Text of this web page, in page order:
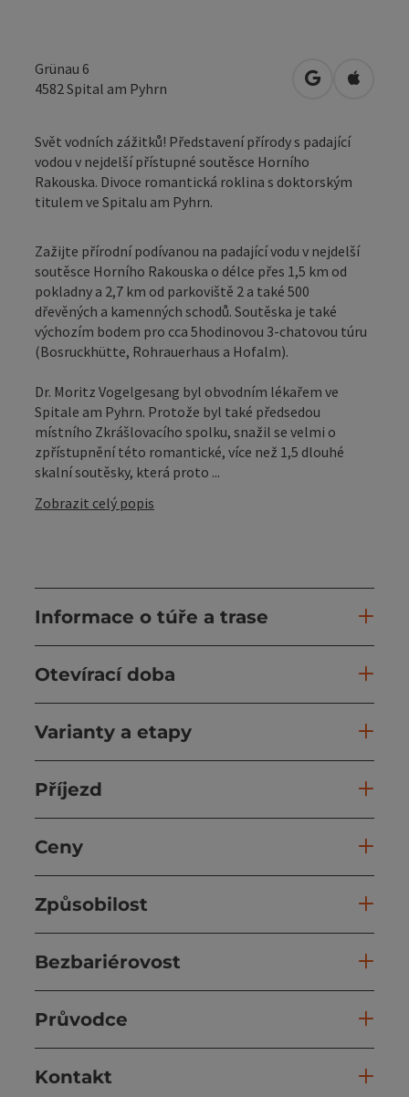
Grünau 6
4582 Spital am Pyhrn Otevřít vOtevřít
Svět vodních zážitků! Představení přírody s padající
vodou v nejdelší přístupné soutěsce Horního
Rakouska. Divoce romantická roklina s doktorským
titulem ve Spitalu am Pyhrn.
Zažijte přírodní podívanou na padající vodu v nejdelší
soutěsce Horního Rakouska o délce přes 1,5 km od
pokladny a 2,7 km od parkoviště 2 a také 500
dřevěných a kamenných schodů. Soutěska je také
výchozím bodem pro cca 5hodinovou 3-chatovou túru
(Bosruckhütte, Rohrauerhaus a Hofalm).
Dr. Moritz Vogelgesang byl obvodním lékařem ve
Spitale am Pyhrn. Protože byl také předsedou
místního Zkrášlovacího spolku, snažil se velmi o
zpřístupnění této romantické, více než 1,5 dlouhé
skalní soutěsky, která proto ...
Zobrazit celý popis
Informace o túře a trase
Otevírací doba
Varianty a etapy
Příjezd
Ceny
Způsobilost
Bezbariérovost
Průvodce
Kontakt